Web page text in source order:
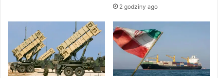
w
p
c
L
n
u
2 godziny ago